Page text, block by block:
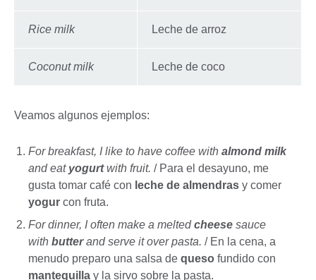
Rice milk Leche de arroz
Coconut milk Leche de coco
Veamos algunos ejemplos:
For breakfast, I like to have coffee with almond milk
and eat yogurtwith fruit. / Para el desayuno, me
gusta tomar café con leche de almendras y comer
yogur con fruta.
For dinner, I often make a meltedcheese sauce
with butterand serve it over pasta. / En la cena, a
menudo preparo una salsa de queso fundido con
mantequilla y la sirvo sobre la pasta.